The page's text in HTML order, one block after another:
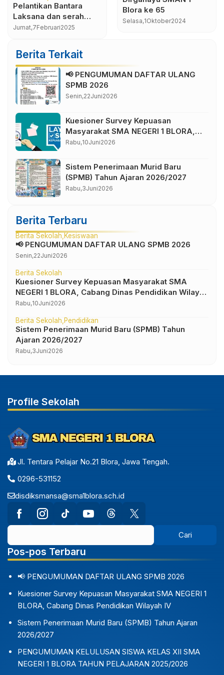
sebagai Sarana
Pengembangan Bakat
dan Minat Siswa
Minggu,29 Maret 2026
Teknologi: Menjawab
Tantangan Era Digital
Minggu,29 Maret
Berita Terkait
📢 PENGUMUMAN DAFTAR ULANG
SPMB 2026
Senin,22Juni2026
Kuesioner Survey Kepuasan
Masyarakat SMA NEGERI 1 BLORA,
Cabang Dinas Pendidikan Wilayah IV
Rabu,10Juni2026
Sistem Penerimaan Murid Baru
(SPMB) Tahun Ajaran 2026/2027
Rabu,3Juni2026
Berita Terbaru
Berita Sekolah Kesiswaan
📢 PENGUMUMAN DAFTAR ULANG SPMB 2026
Senin,22Juni2026
Berita Sekolah
Kuesioner Survey Kepuasan Masyarakat SMA
NEGERI 1 BLORA, Cabang Dinas Pendidikan Wilayah
IV
Rabu,10Juni2026
Berita Sekolah Pendidikan
Sistem Penerimaan Murid Baru (SPMB) Tahun
Ajaran 2026/2027
Rabu,3Juni2026
Profile Sekolah
Jl. Tentara Pelajar No.21 Blora, Jawa Tengah.
0296-531152
disdiksmansa@sma1blora.sch.id
Pos-pos Terbaru
📢 PENGUMUMAN DAFTAR ULANG SPMB 2026
Kuesioner Survey Kepuasan Masyarakat SMA NEGERI 1
BLORA, Cabang Dinas Pendidikan Wilayah IV
Sistem Penerimaan Murid Baru (SPMB) Tahun Ajaran
2026/2027
PENGUMUMAN KELULUSAN SISWA KELAS XII SMA
NEGERI 1 BLORA TAHUN PELAJARAN 2025/2026